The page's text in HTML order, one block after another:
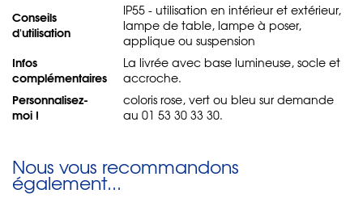
Conseils
d'utilisation
IP55 - utilisation en intérieur et extérieur,
lampe de table, lampe à poser,
applique ou suspension
Infos
complémentaires
La livrée avec base lumineuse, socle et
accroche.
Personnalisez-
moi !
coloris rose, vert ou bleu sur demande
au 01 53 30 33 30.
Nous vous recommandons
également...